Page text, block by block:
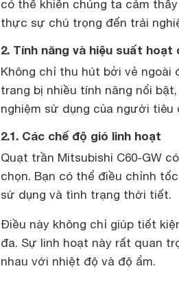
có thể khiến chúng ta cảm
thực sự chú trọng đến trải
2. Tính năng và hiệu suất
Không chỉ thu hút bởi vẻ ngoài
trang bị nhiều tính năng nổi
nghiệm sử dụng của người tiêu
2.1. Các chế độ gió linh hoạt
Quạt trần Mitsubishi C60-GW
chọn. Bạn có thể điều chỉnh
sử dụng và tình trạng thời tiết.
Điều này không chỉ giúp tiết
đa. Sự linh hoạt này rất quan
nhau với nhiệt độ và độ ẩm.